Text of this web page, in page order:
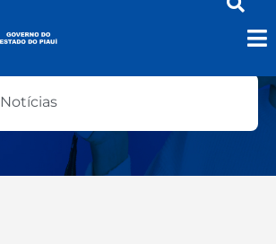
Notícias